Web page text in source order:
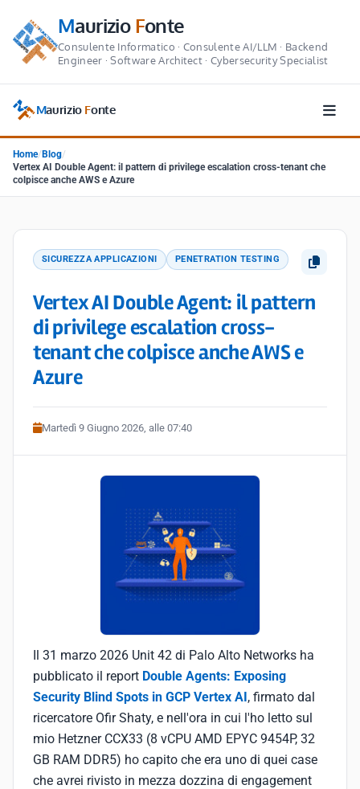
MaurizioFonte
Consulente Informatico · Consulente AI/LLM · Backend
Engineer · Software Architect · Cybersecurity Specialist
Maurizio Fonte
Home/ Blog/
Vertex AI Double Agent: il pattern di privilege escalation cross-tenant che
colpisce anche AWS e Azure
SICUREZZA APPLICAZIONI PENETRATION TESTING
Vertex AI Double Agent: il pattern
di privilege escalation cross-
tenant che colpisce anche AWS e
Azure
Martedì 9 Giugno 2026, alle 07:40
Il 31 marzo 2026 Unit 42 di Palo Alto Networks ha
pubblicato il report Double Agents: Exposing
Security Blind Spots in GCP Vertex AI, firmato dal
ricercatore Ofir Shaty, e nell'ora in cui l'ho letto sul
mio Hetzner CCX33 (8 vCPU AMD EPYC 9454P, 32
GB RAM DDR5) ho capito che era uno di quei case
che avrei rivisto in mezza dozzina di engagement